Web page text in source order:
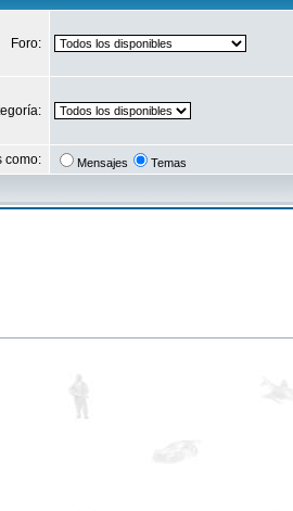
Foro:
como: Mensajes Temas